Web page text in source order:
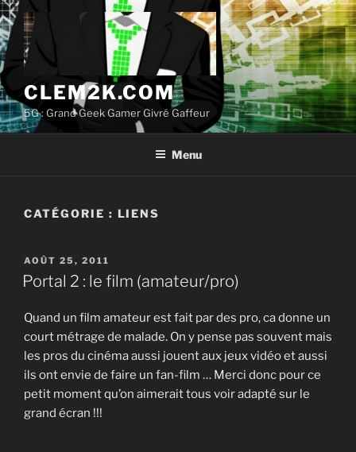
Aller
au
contenu
principal
CLEM2K.COM
5G : Grand Geek Gamer Givré Gaffeur
Menu
CATÉGORIE : LIENS
PUBLIÉ
LE
AOÛT 25, 2011
Portal 2 : le film (amateur/pro)
Quand un film amateur est fait par des pro, ca donne un
court métrage de malade. On y pense pas souvent mais
les pros du cinéma aussi jouent aux jeux vidéo et aussi
ils ont envie de faire un fan-film … Merci donc pour ce
petit moment qu’on aimerait tous voir adapté sur le
grand écran !!!